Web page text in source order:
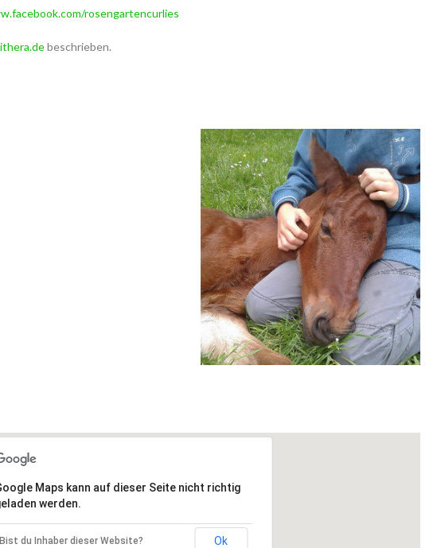
rosengartencurlies
beschrieben.
Maps kann auf dieser Seite nicht richtig
werden.
Bist du Inhaber dieser Website? Ok